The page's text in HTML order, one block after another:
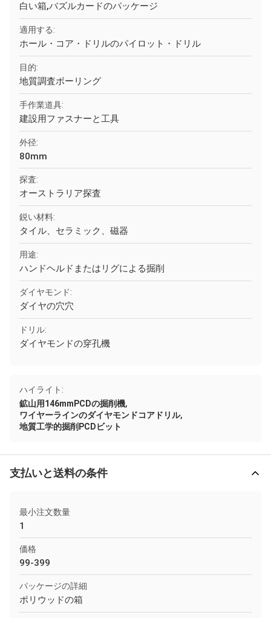
白い箱,バズルカードのパッケージ
適用する:
ホール・コア・ドリルのパイロット・ドリル
目的:
地質調査ボーリング
手作業道具:
建設用ファスナーと工具
外径:
80mm
探査:
オーストラリア探査
鋭い材料:
タイル、セラミック、磁器
用途:
ハンドヘルドまたはリグによる掘削
ダイヤモンド:
ダイヤの穴穴
ドリル:
ダイヤモンドの穿孔機
ハイライト:
鉱山用146mmPCDの掘削機,
ワイヤーラインのダイヤモンドコアドリル,
地質工学的掘削PCDビット
支払いと送料の条件
最小注文数量
1
価格
99-399
パッケージの詳細
ポリウッドの箱